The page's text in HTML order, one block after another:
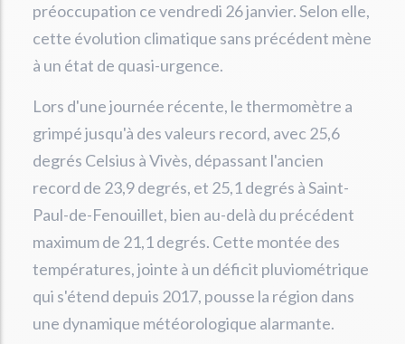
préoccupation ce vendredi 26 janvier. Selon elle,
cette évolution climatique sans précédent mène
à un état de quasi-urgence.
Lors d'une journée récente, le thermomètre a
grimpé jusqu'à des valeurs record, avec 25,6
degrés Celsius à Vivès, dépassant l'ancien
record de 23,9 degrés, et 25,1 degrés à Saint-
Paul-de-Fenouillet, bien au-delà du précédent
maximum de 21,1 degrés. Cette montée des
températures, jointe à un déficit pluviométrique
qui s'étend depuis 2017, pousse la région dans
une dynamique météorologique alarmante.